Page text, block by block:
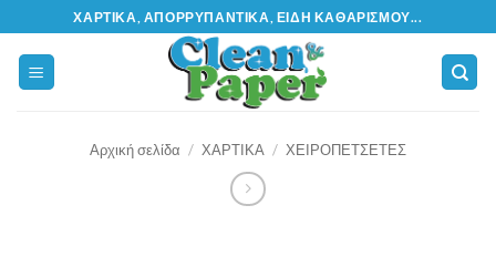
Μετάβαση
στο
περιεχόμενο
ΧΑΡΤΙΚΆ, ΑΠΟΡΡΥΠΑΝΤΙΚΆ, ΕΊΔΗ ΚΑΘΑΡΙΣΜΟΎ...
Αρχική σελίδα / ΧΑΡΤΙΚΑ / ΧΕΙΡΟΠΕΤΣΕΤΕΣ